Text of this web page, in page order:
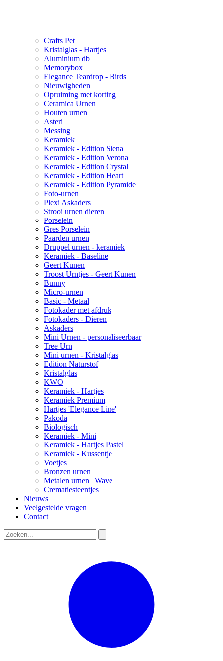
Crafts Pet
Kristalglas - Hartjes
Aluminium db
Memorybox
Elegance Teardrop - Birds
Nieuwigheden
Opruiming met korting
Ceramica Urnen
Houten urnen
Asteri
Messing
Keramiek
Keramiek - Edition Siena
Keramiek - Edition Verona
Keramiek - Edition Crystal
Keramiek - Edition Heart
Keramiek - Edition Pyramide
Foto-urnen
Plexi Askaders
Strooi urnen dieren
Porselein
Gres Porselein
Paarden urnen
Druppel urnen - keramiek
Keramiek - Baseline
Geert Kunen
Troost Urntjes - Geert Kunen
Bunny
Micro-urnen
Basic - Metaal
Fotokader met afdruk
Fotokaders - Dieren
Askaders
Mini Urnen - personaliseerbaar
Tree Urn
Mini urnen - Kristalglas
Edition Naturstof
Kristalglas
KWO
Keramiek - Hartjes
Keramiek Premium
Hartjes 'Elegance Line'
Pakoda
Biologisch
Keramiek - Mini
Keramiek - Hartjes Pastel
Keramiek - Kussentje
Voetjes
Bronzen urnen
Metalen urnen | Wave
Crematiesteentjes
Nieuws
Veelgestelde vragen
Contact